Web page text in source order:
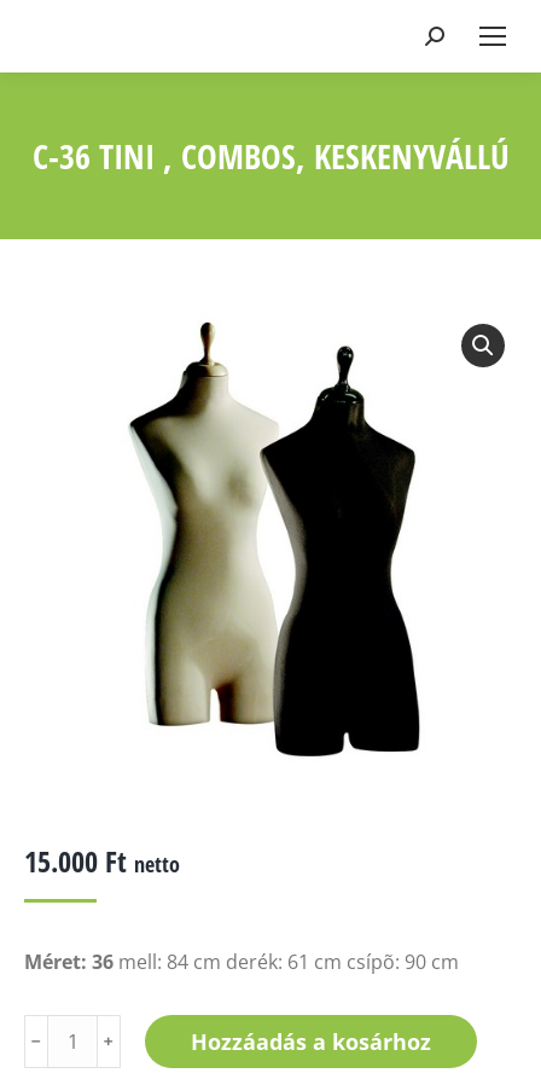
Keresés:
C-36 TINI , COMBOS, KESKENYVÁLLÚ
15.000 Ft netto
Méret: 36 mell: 84 cm derék: 61 cm csípõ: 90 cm
36
﹣ ﹢ Hozzáadás a kosárhoz